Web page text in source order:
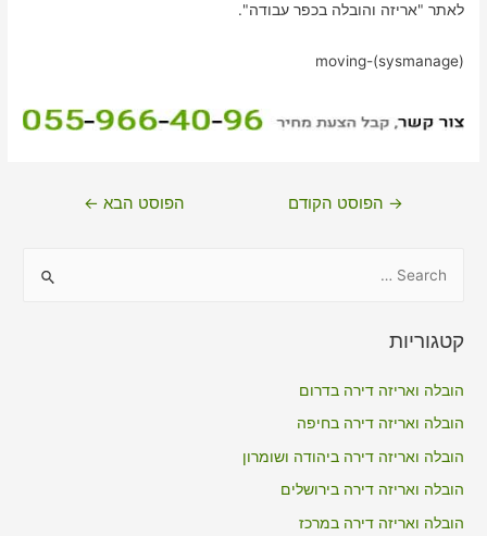
לאתר "אריזה והובלה בכפר עבודה".
moving-(sysmanage)
ניווט→ הפוסט הקודם הפוסט הבא ←
r
o
r
:
קטגוריות
הובלה ואריזה דירה בדרום
הובלה ואריזה דירה בחיפה
הובלה ואריזה דירה ביהודה ושומרון
הובלה ואריזה דירה בירושלים
הובלה ואריזה דירה במרכז